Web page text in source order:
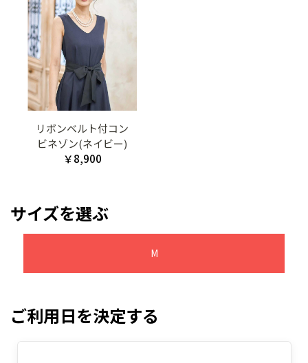
リボンベルト付コン
ビネゾン(ネイビー)
￥8,900
サイズを選ぶ
M
ご利用日を決定する